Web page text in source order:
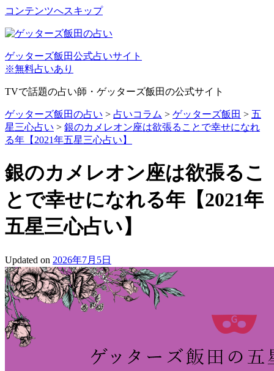
コンテンツへスキップ
ゲッターズ飯田公式占いサイト
※無料占いあり
TVで話題の占い師・ゲッターズ飯田の公式サイト
ゲッターズ飯田の占い > 占いコラム > ゲッターズ飯田 > 五
星三心占い > 銀のカメレオン座は欲張ることで幸せになれ
る年【2021年五星三心占い】
銀のカメレオン座は欲張るこ
とで幸せになれる年【2021年
五星三心占い】
Updated on 2026年7月5日